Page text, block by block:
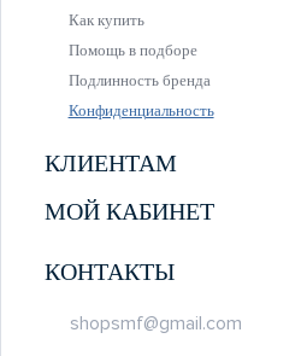
Как купить
Помощь в подборе
Подлинность бренда
Конфиденциальность
КЛИЕНТАМ
МОЙ КАБИНЕТ
КОНТАКТЫ
shopsmf@gmail.com